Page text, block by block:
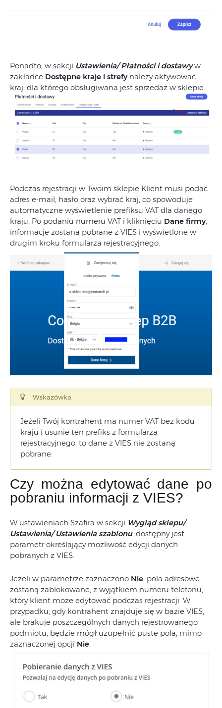
Ponadto, w sekcji Ustawienia/ Płatnościi dostawyw
zakładce Dostępne kraje i strefy należy aktywować
kraj, dla którego obsługiwana jest sprzedaż w sklepie.
Podczas rejestracji w Twoim sklepie Klient musi podać
adres e-mail, hasło oraz wybrać kraj, co spowoduje
automatyczne wyświetlenie prefiksu VAT dla danego
kraju. Po podaniu numeru VAT i kliknięciu Dane firmy,
informacje zostaną pobrane z VIES i wyświetlone w
drugim kroku formularza rejestracyjnego.
Wskazówka
Jeżeli Twój kontrahent ma numer VAT bez kodu
kraju i usunie ten prefiks z formularza
rejestracyjnego, to dane z VIES nie zostaną
pobrane.
Czy można edytować dane po
pobraniu informacji z VIES?
W ustawieniach Szafira w sekcji Wygląd sklepu/
Ustawienia/ Ustawienia szablonu, dostępny jest
parametr określający możliwość edycji danych
pobranych z VIES.
Jeżeli w parametrze zaznaczono Nie, pola adresowe
zostaną zablokowane, z wyjątkiem numeru telefonu,
który klient może edytować podczas rejestracji. W
przypadku, gdy kontrahent znajduje się w bazie VIES,
ale brakuje poszczególnych danych rejestrowanego
podmiotu, będzie mógł uzupełnić puste pola, mimo
zaznaczonej opcji Nie.